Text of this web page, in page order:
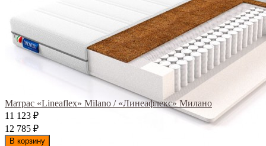
Матрас «Lineaflex» Milano / «Линеафлекс» Милано
11 123 ₽
12 785 ₽
В корзину